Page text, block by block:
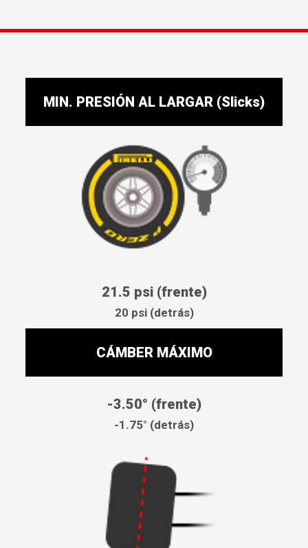
MIN. PRESIÓN AL LARGAR (Slicks)
21.5 psi (frente)
20 psi (detrás)
CÁMBER MÁXIMO
-3.50° (frente)
-1.75° (detrás)